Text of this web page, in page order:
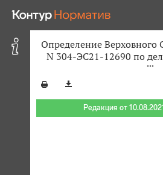
Определение Верховного
N 304-ЭС21-12690 по
Редакция от